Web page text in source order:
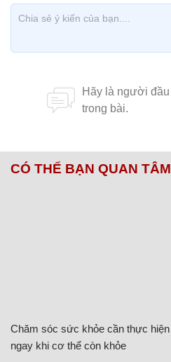
CÓ THỂ BẠN QUAN TÂM
Chăm sóc sức khỏe cần thực hiện
ngay khi cơ thể còn khỏe